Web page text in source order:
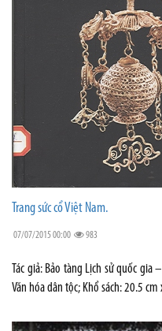
Trang sức cổ Việt Nam.
07/07/2015 00:00 983
Tác giả: Bảo tàng Lịch sử quốc gia
Văn hóa dân tộc; Khổ sách: 20.5